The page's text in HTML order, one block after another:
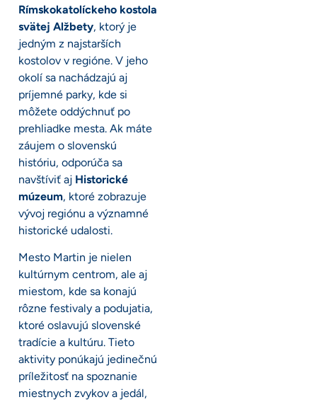
Rímskokatolíckeho kostola
svätej Alžbety, ktorý je
jedným z najstarších
kostolov v regióne. V jeho
okolí sa nachádzajú aj
príjemné parky, kde si
môžete oddýchnuť po
prehliadke mesta. Ak máte
záujem o slovenskú
históriu, odporúča sa
navštíviť aj Historické
múzeum, ktoré zobrazuje
vývoj regiónu a významné
historické udalosti.
Mesto Martin je nielen
kultúrnym centrom, ale aj
miestom, kde sa konajú
rôzne festivaly a podujatia,
ktoré oslavujú slovenské
tradície a kultúru. Tieto
aktivity ponúkajú jedinečnú
príležitosť na spoznanie
miestnych zvykov a jedál,